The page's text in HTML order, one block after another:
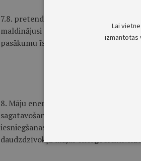
7.8. pretendents vai tā pilnvarota
maldinājusi saistībā ar plānoto
pasākumu īstenošanu vai dzīvokļu
IV.
8. Māju energoefektivitātes pasākumu
sagatavošanu (energoaudita
iesniegšanas dokumentu
daudzdzīvokļu mājas
Lai
izmantotas